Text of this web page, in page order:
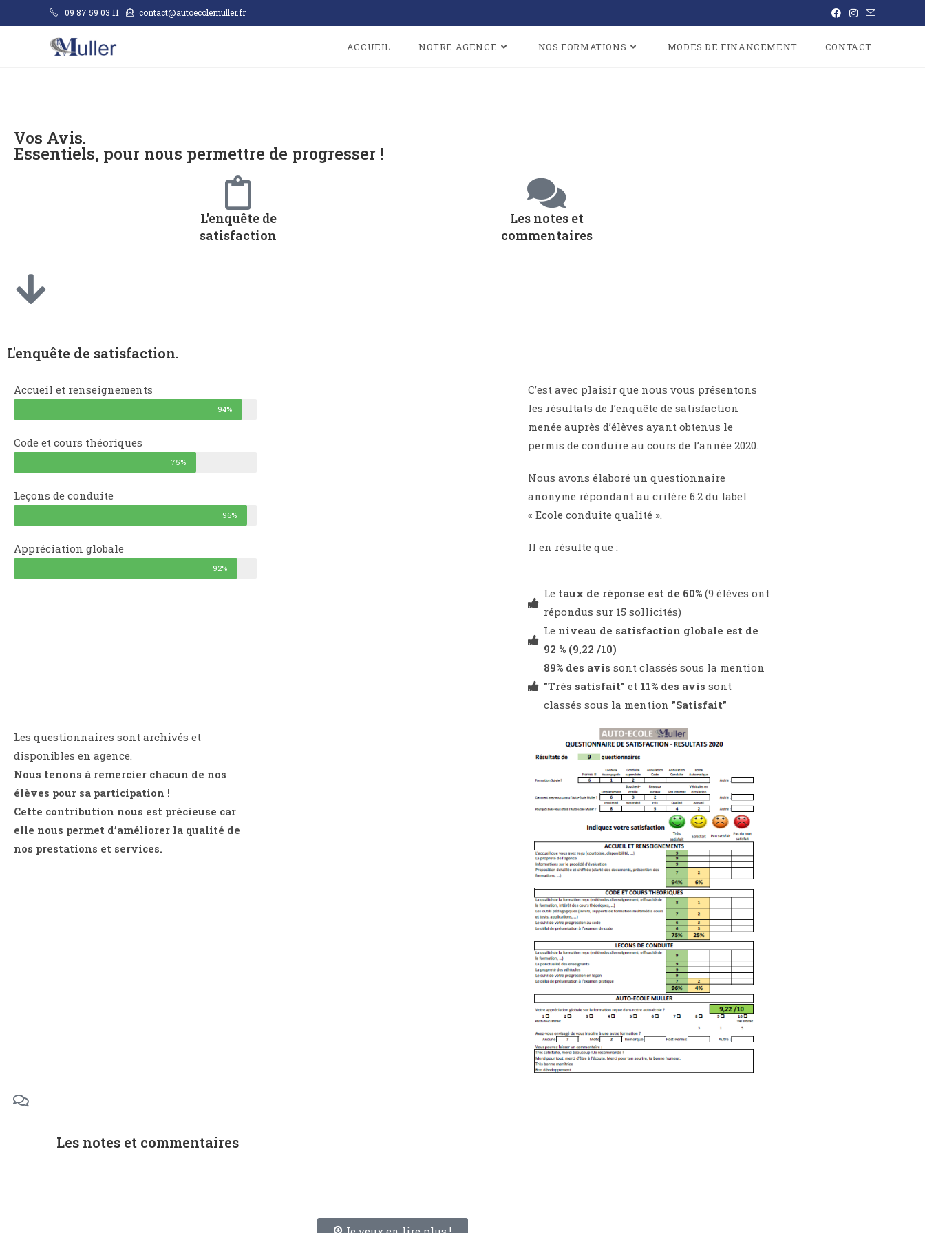
09 87 59 03 11 contact@autoecolemuller.fr
ACCUEIL NOTRE AGENCE NOS FORMATIONS MODES DE FINANCEMENT CONTACT
Vos Avis.
Essentiels, pour nous permettre de progresser !
L'enquête de
satisfaction
Les notes et
commentaires
L'enquête de satisfaction.
Accueil et renseignements
94%
Code et cours théoriques
75%
Leçons de conduite
96%
Appréciation globale
92%
C’est avec plaisir que nous vous présentons
les résultats de l’enquête de satisfaction
menée auprès d’élèves ayant obtenus le
permis de conduire au cours de l’année 2020.
Nous avons élaboré un questionnaire
anonyme répondant au critère 6.2 du label
« Ecole conduite qualité ».
Il en résulte que :
Le taux de réponse est de 60% (9 élèves ont
répondus sur 15 sollicités)
Le niveau de satisfaction globale est de
92 % (9,22 /10)
89% des avis sont classés sous la mention
"Très satisfait"et 11% des avis sont
classés sous la mention "Satisfait"
Les questionnaires sont archivés et
disponibles en agence.
Nous tenons à remercier chacun de nos
élèves pour sa participation !
Cette contribution nous est précieuse car
elle nous permet d’améliorer la qualité de
nos prestations et services.
Les notes et commentaires